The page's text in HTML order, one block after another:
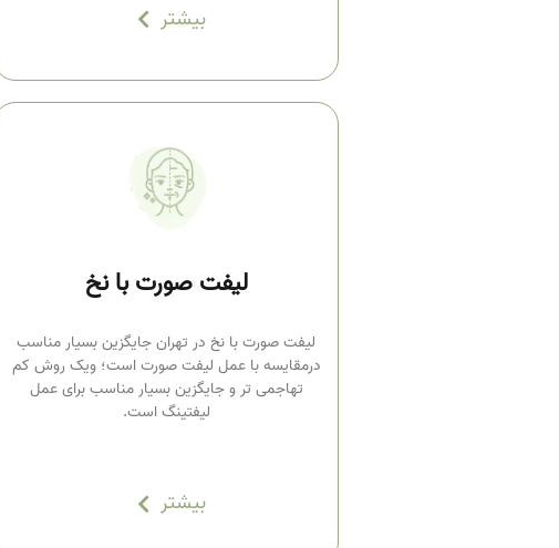
بیشتر
لیفت صورت با نخ
لیفت صورت با نخ در تهران جایگزین بسیار مناسب
درمقایسه با عمل لیفت صورت است؛ ویک روش کم
تهاجمی تر و جایگزین بسیار مناسب برای عمل
لیفتینگ است.
بیشتر